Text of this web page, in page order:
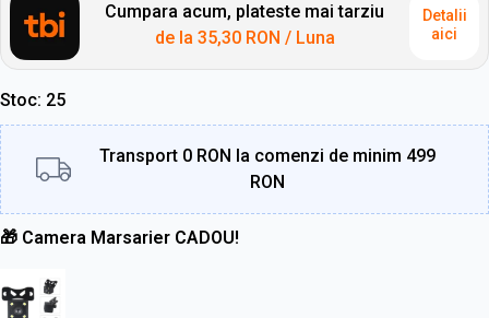
Cumpara acum, plateste mai tarziu
de la 35,30 RON / Luna
Detalii
aici
Stoc 25
Transport 0 RON la comenzi de minim 499
RON
🎁 Camera Marsarier CADOU!